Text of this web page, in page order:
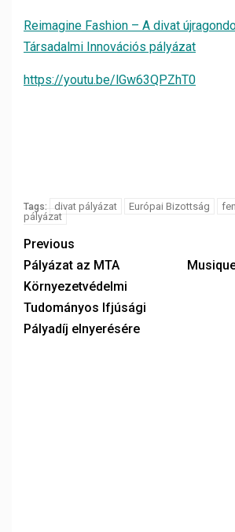
Reimagine Fashion – A divat
Társadalmi Innovációs pályázat
https://youtu.be/lGw63QPZhT0
Tags: divat pályázat Európai Bizottság
pályázat
Previous
Pályázat az MTA
Környezetvédelmi
Tudományos Ifjúsági
Pályadíj elnyerésére